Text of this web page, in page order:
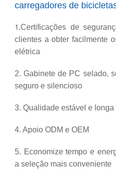
carregadores de
1.Certificações de
clientes a obter facilmente
elétrica
2. Gabinete de PC selado,
seguro e silencioso
3. Qualidade estável e longa
4. Apoio ODM e OEM
5. Economize tempo e
a seleção mais conveniente